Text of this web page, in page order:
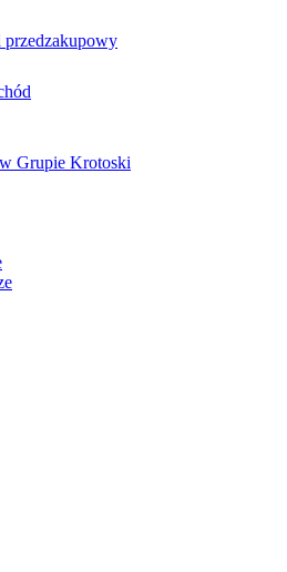
przedzakupowy
Grupie Krotoski